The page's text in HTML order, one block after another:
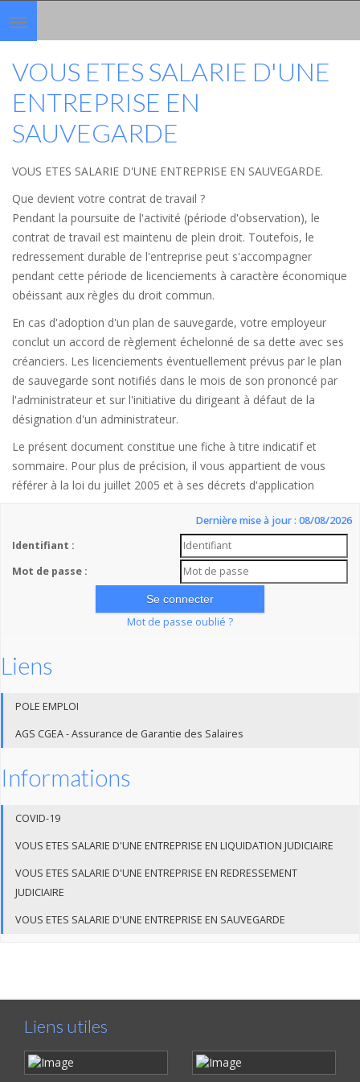
Toggle
navigation
VOUS ETES SALARIE D'UNE
ENTREPRISE EN
SAUVEGARDE
VOUS ETES SALARIE D'UNE ENTREPRISE EN SAUVEGARDE.
Que devient votre contrat de travail ?
Pendant la poursuite de l'activité (période d'observation), le
contrat de travail est maintenu de plein droit. Toutefois, le
redressement durable de l'entreprise peut s'accompagner
pendant cette période de licenciements à caractère économique
obéissant aux règles du droit commun.
En cas d'adoption d'un plan de sauvegarde, votre employeur
conclut un accord de règlement échelonné de sa dette avec ses
créanciers. Les licenciements éventuellement prévus par le plan
de sauvegarde sont notifiés dans le mois de son prononcé par
l'administrateur et sur l'initiative du dirigeant à défaut de la
désignation d'un administrateur.
Le présent document constitue une fiche à titre indicatif et
sommaire. Pour plus de précision, il vous appartient de vous
référer à la loi du juillet 2005 et à ses décrets d'application
Dernière mise à jour : 08/08/2026
Identifiant :
Mot de passe :
Mot de passe oublié ?
Liens
POLE EMPLOI
AGS CGEA - Assurance de Garantie des Salaires
Informations
COVID-19
VOUS ETES SALARIE D'UNE ENTREPRISE EN LIQUIDATION JUDICIAIRE
VOUS ETES SALARIE D'UNE ENTREPRISE EN REDRESSEMENT
JUDICIAIRE
VOUS ETES SALARIE D'UNE ENTREPRISE EN SAUVEGARDE
Liens utiles